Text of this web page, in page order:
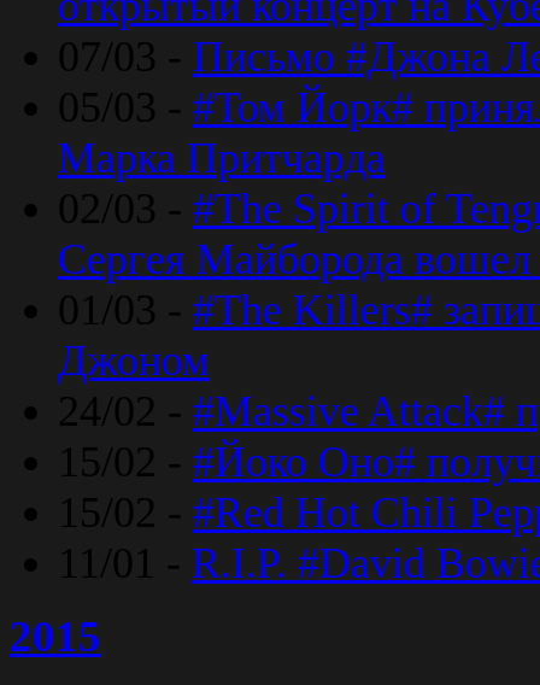
07/03 - Письмо #Джона
05/03 - #Том Йорк#
Марка Притчарда
02/03 - #The Spirit of
Сергея Майборода
01/03 - #The Killers#
Джоном
24/02 - #Massive Attack#
15/02 - #Йоко Оно#
15/02 - #Red Hot Chili
11/01 - R.I.P. #David
2015